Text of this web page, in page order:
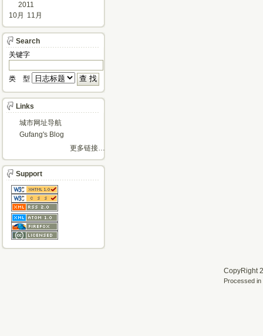
2011
10月
11月
Search
关键字
类 型
Links
城市网址导航
Gufang's Blog
更多链接…
Support
CopyRight
Processed in